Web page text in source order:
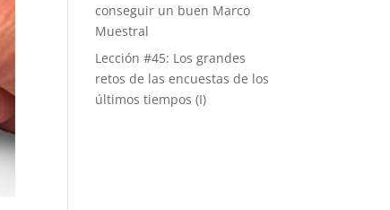
conseguir un buen Marco
Muestral
Lección #45: Los grandes
retos de las encuestas de los
últimos tiempos (I)